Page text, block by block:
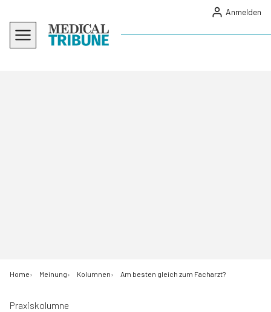
Anmelden
Home Meinung Kolumnen Am besten gleich zum Facharzt?
Praxiskolumne